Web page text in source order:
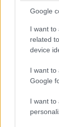
Google
I want to
related
device
I want to
Google
I want to